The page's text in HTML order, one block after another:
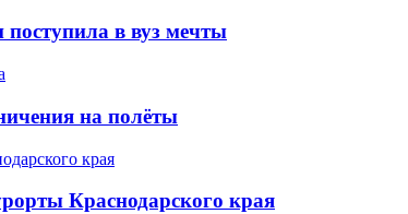
в вуз мечты
на полёты
Краснодарского края